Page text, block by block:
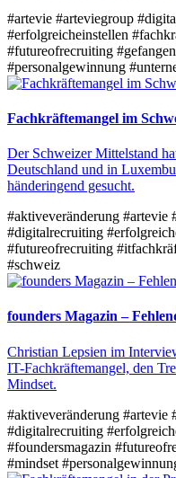
#artevie #arteviegroup
#erfolgreicheinstellen
#futureofrecruiting
#personalgewinnung
Fachkräftemangel im
Der Schweizer Mittelstand
Deutschland und in
händeringend gesucht.
#aktiveveränderung #artevie
#digitalrecruiting
#futureofrecruiting
#schweiz
founders Magazin –
Christian Lepsien im
IT-Fachkräftemangel, den
Mindset.
#aktiveveränderung #artevie
#digitalrecruiting
#foundersmagazin
#mindset